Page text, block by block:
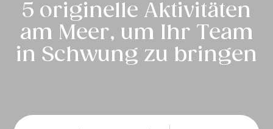
5 originelle Aktivitäten
am Meer, um Ihr Team
in Schwung zu bringen